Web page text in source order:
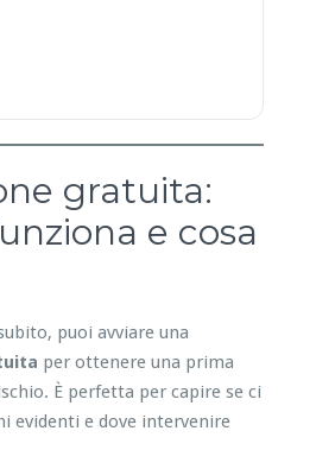
gratuita:
e cosa
puoi avviare una
per ottenere una prima
È perfetta per capire se ci
evidenti e dove intervenire